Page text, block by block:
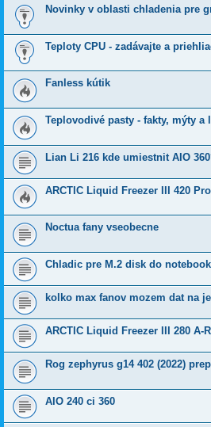
Novinky v oblasti chladenia pre
Teploty CPU - zadávajte a
Fanless kútik
Teplovodivé pasty - fakty, mýty a
Lian Li 216 kde umiestnit AIO
ARCTIC Liquid Freezer III 420 Pro
Noctua fany vseobecne
Chladic pre M.2 disk do
kolko max fanov mozem dat na
ARCTIC Liquid Freezer III 280 A-
Rog zephyrus g14 402 (2022)
AIO 240 ci 360